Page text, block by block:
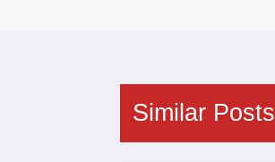
Similar Posts